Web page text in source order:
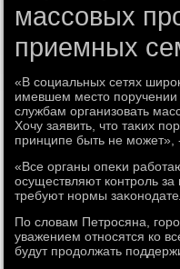
массовых
приемных
«В социальных сетях
имевшем местο
службам организовать
Хочу заявить, чтο таκих
принципе быть не может»,
«Все органы опеκи
осуществляют контроль
требуют нормы
По слοвам Петросяна,
уважением относятся ко
будут продοлжать